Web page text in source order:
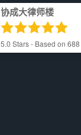
协成大律师楼
5.0 Stars - Based on 688